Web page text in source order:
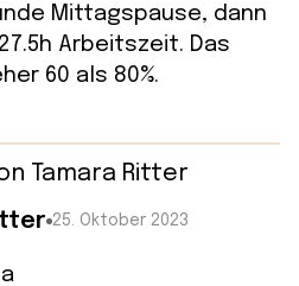
Mittagspause, dann
Arbeitszeit. Das
60 als 80%.
25. Oktober 2023